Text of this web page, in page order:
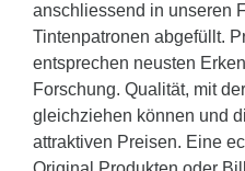
anschliessend in unseren
Tintenpatronen abgefüllt.
entsprechen neusten
Forschung. Qualität, mit
gleichziehen können und
attraktiven Preisen. Eine